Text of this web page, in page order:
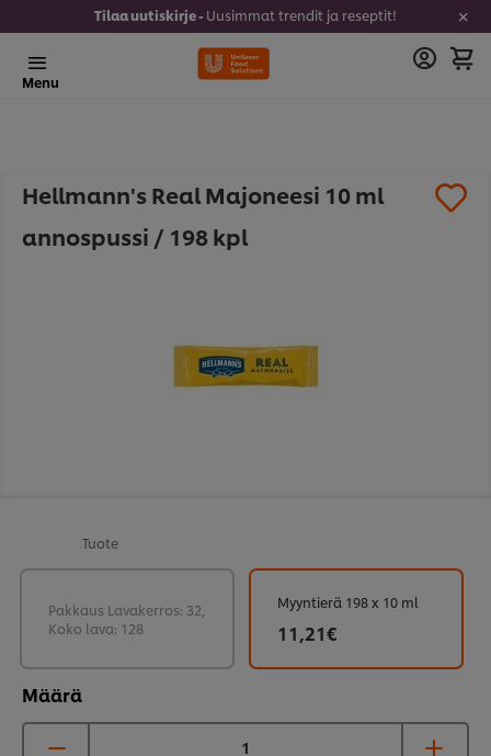
Tilaa uutiskirje - Uusimmat trendit ja reseptit!
Menu
Hellmann's Real Majoneesi 10 ml
annospussi / 198 kpl
Tuote
Määrä
Pakkaus Lavakerros: 32,
Koko lava: 128
Myyntierä 198 x 10 ml
11,21€